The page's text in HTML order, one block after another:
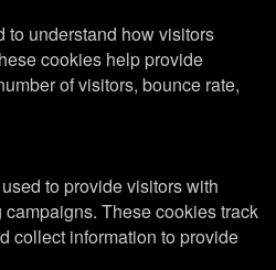
understand how visitors
cookies help provide
of visitors, bounce rate,
to provide visitors with
These cookies track
collect information to provide